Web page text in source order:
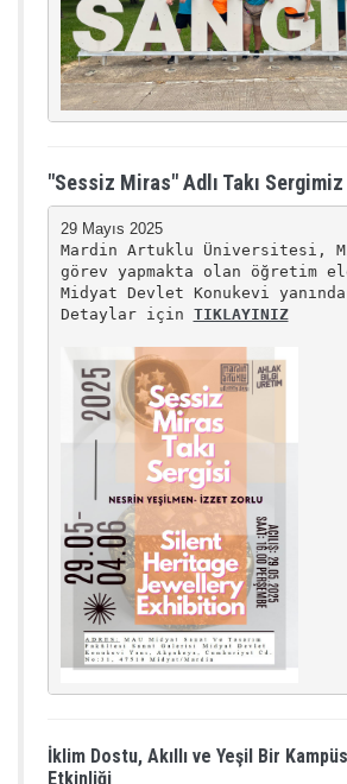
"Sessiz Miras" Adlı Takı Sergimiz
29 Mayıs 2025
Mardin Artuklu Üniversitesi,
görev yapmakta olan öğretim
Midyat Devlet Konukevi
Detaylar için TIKLAYINIZ
İklim Dostu, Akıllı ve Yeşil Bir
Etkinliği